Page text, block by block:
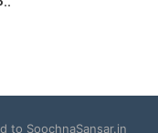
to SoochnaSansar.in